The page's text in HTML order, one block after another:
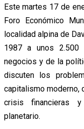
Este martes 17 de
Foro Económico
localidad alpina de
1987 a unos
negocios y de la
discuten los
capitalismo moderno,
crisis financieras
planetario.